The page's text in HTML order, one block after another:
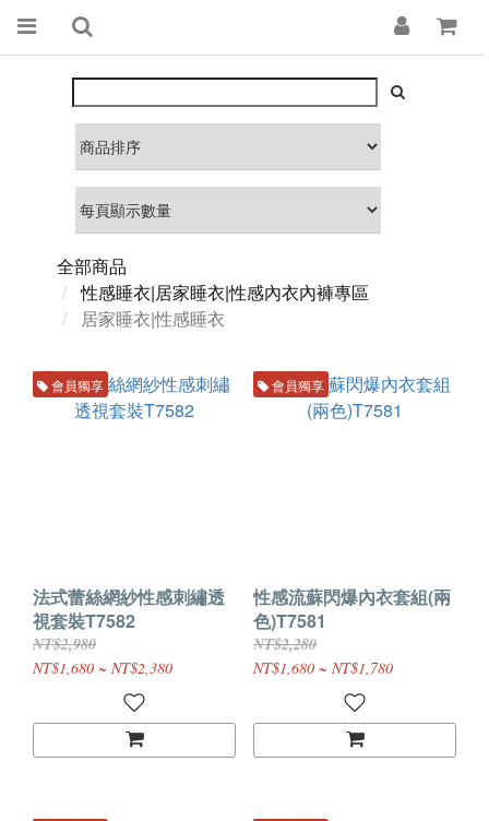
全部商品
性感睡衣|居家睡衣|性感內衣內褲專區
居家睡衣|性感睡衣
會員獨享
法式蕾絲網紗性感刺繡透
視套裝T7582
NT$2,980
NT$1,680 ~ NT$2,380
會員獨享
性感流蘇閃爆內衣套組(兩
色)T7581
NT$2,280
NT$1,680 ~ NT$1,780